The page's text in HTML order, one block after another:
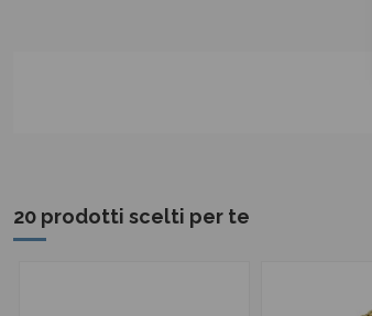
20 prodotti scelti per te